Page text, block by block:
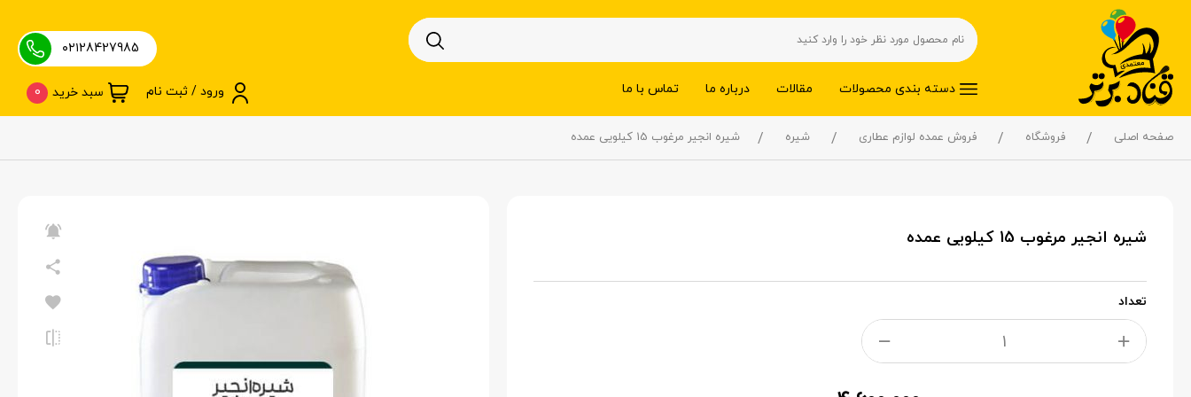
دسته بندی محصولات مقالات درباره ما تماس با ما
۰۲۱28427985
ورود / ثبت نام سبد خرید 0
صفحه اصلی فروشگاه فروش عمده لوازم عطاری شیره شیره انجیر مرغوب 15 کیلویی عمده
شیره انجیر مرغوب 15 کیلویی عمده
تعداد